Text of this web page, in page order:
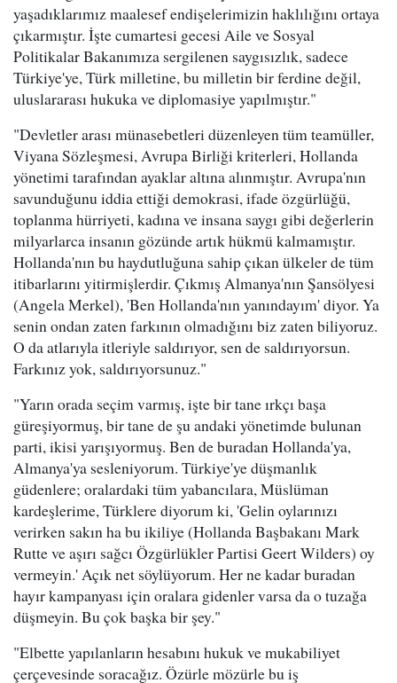
yaşadıklarımız maalesef endişelerimizin haklılığını ortaya
çıkarmıştır. İşte cumartesi gecesi Aile ve Sosyal
Politikalar Bakanımıza sergilenen saygısızlık, sadece
Türkiye'ye, Türk milletine, bu milletin bir ferdine değil,
uluslararası hukuka ve diplomasiye yapılmıştır."
"Devletler arası münasebetleri düzenleyen tüm teamüller,
Viyana Sözleşmesi, Avrupa Birliği kriterleri, Hollanda
yönetimi tarafından ayaklar altına alınmıştır. Avrupa'nın
savunduğunu iddia ettiği demokrasi, ifade özgürlüğü,
toplanma hürriyeti, kadına ve insana saygı gibi değerlerin
milyarlarca insanın gözünde artık hükmü kalmamıştır.
Hollanda'nın bu haydutluğuna sahip çıkan ülkeler de tüm
itibarlarını yitirmişlerdir. Çıkmış Almanya'nın Şansölyesi
(Angela Merkel), 'Ben Hollanda'nın yanındayım' diyor. Ya
senin ondan zaten farkının olmadığını biz zaten biliyoruz.
O da atlarıyla itleriyle saldırıyor, sen de saldırıyorsun.
Farkınız yok, saldırıyorsunuz."
"Yarın orada seçim varmış, işte bir tane ırkçı başa
güreşiyormuş, bir tane de şu andaki yönetimde bulunan
parti, ikisi yarışıyormuş. Ben de buradan Hollanda'ya,
Almanya'ya sesleniyorum. Türkiye'ye düşmanlık
güdenlere; oralardaki tüm yabancılara, Müslüman
kardeşlerime, Türklere diyorum ki, 'Gelin oylarınızı
verirken sakın ha bu ikiliye (Hollanda Başbakanı Mark
Rutte ve aşırı sağcı Özgürlükler Partisi Geert Wilders) oy
vermeyin.' Açık net söylüyorum. Her ne kadar buradan
hayır kampanyası için oralara gidenler varsa da o tuzağa
düşmeyin. Bu çok başka bir şey."
"Elbette yapılanların hesabını hukuk ve mukabiliyet
çerçevesinde soracağız. Özürle mözürle bu iş